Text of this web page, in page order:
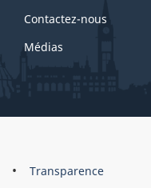
Contactez-nous
Médias
About
Brand
Transparence